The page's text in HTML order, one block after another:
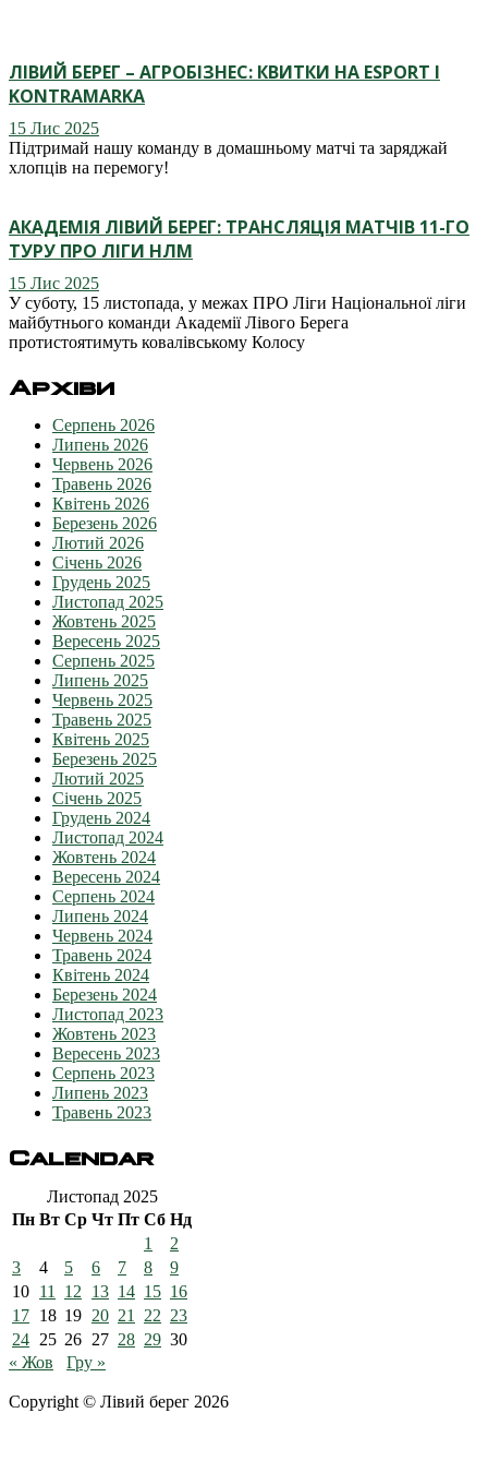
ЛІВИЙ БЕРЕГ – АГРОБІЗНЕС: КВИТКИ НА ESPORT I
KONTRAMARKA
15 Лис 2025
Підтримай нашу команду в домашньому матчі та заряджай
хлопців на перемогу!
АКАДЕМІЯ ЛІВИЙ БЕРЕГ: ТРАНСЛЯЦІЯ МАТЧІВ 11-ГО
ТУРУ ПРО ЛІГИ НЛМ
15 Лис 2025
У суботу, 15 листопада, у межах ПРО Ліги Національної ліги
майбутнього команди Академії Лівого Берега
протистоятимуть ковалівському Колосу
Архіви
Серпень 2026
Липень 2026
Червень 2026
Травень 2026
Квітень 2026
Березень 2026
Лютий 2026
Січень 2026
Грудень 2025
Листопад 2025
Жовтень 2025
Вересень 2025
Серпень 2025
Липень 2025
Червень 2025
Травень 2025
Квітень 2025
Березень 2025
Лютий 2025
Січень 2025
Грудень 2024
Листопад 2024
Жовтень 2024
Вересень 2024
Серпень 2024
Липень 2024
Червень 2024
Травень 2024
Квітень 2024
Березень 2024
Листопад 2023
Жовтень 2023
Вересень 2023
Серпень 2023
Липень 2023
Травень 2023
Calendar
Листопад 2025
Пн Вт Ср Чт Пт Сб Нд
1
2
3
4 5 6 7 8
9
10 11 12 13 14 15 16
17 18 19 20 21 22 23
24 25 26 27 28 29 30
« Жов
Гру »
Copyright © Лівий берег 2026